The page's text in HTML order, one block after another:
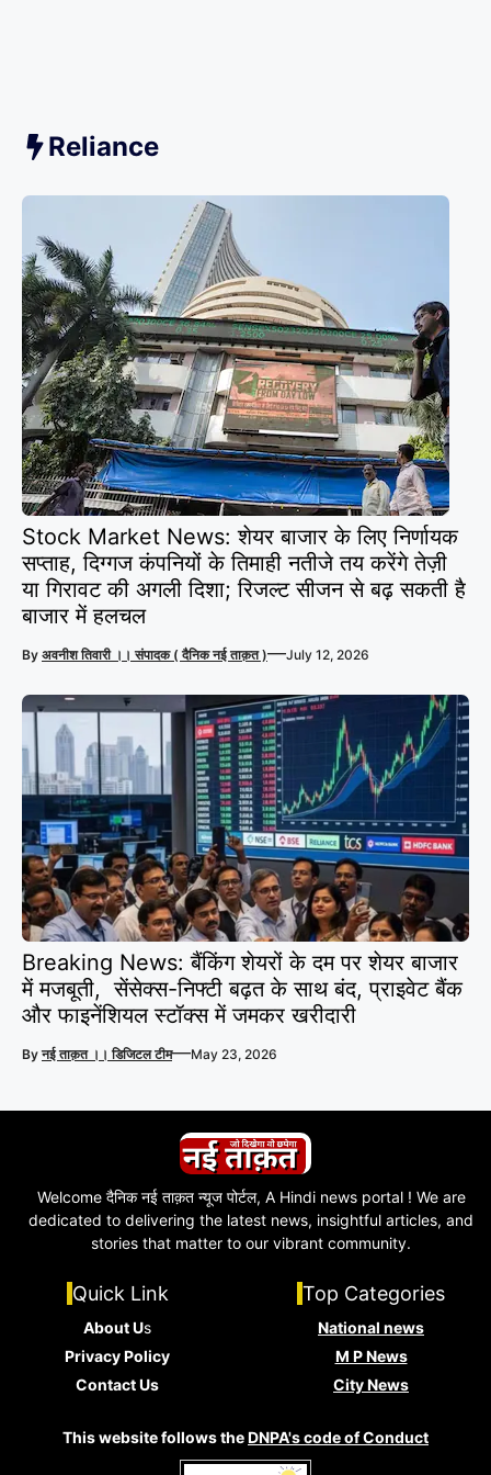
Reliance
Stock Market News: शेयर बाजार के लिए निर्णायक
सप्ताह, दिग्गज कंपनियों के तिमाही नतीजे तय करेंगे तेज़ी
या गिरावट की अगली दिशा; रिजल्ट सीजन से बढ़ सकती है
बाजार में हलचल
By अवनीश तिवारी ।। संपादक ( दैनिक नई ताक़त )—July 12, 2026
Breaking News: बैंकिंग शेयरों के दम पर शेयर बाजार
में मजबूती, सेंसेक्स-निफ्टी बढ़त के साथ बंद, प्राइवेट बैंक
और फाइनेंशियल स्टॉक्स में जमकर खरीदारी
Byनई ताक़त ।। डिजिटल टीम—May 23, 2026
Welcome दैनिक नई ताक़त न्यूज पोर्टल, A Hindi news portal ! We are
dedicated to delivering the latest news, insightful articles, and
stories that matter to our vibrant community.
Quick Link
About Us
Privacy Policy
Contact Us
Top Categories
National news
M P News
City News
This website follows theDNPA's code of Conduct